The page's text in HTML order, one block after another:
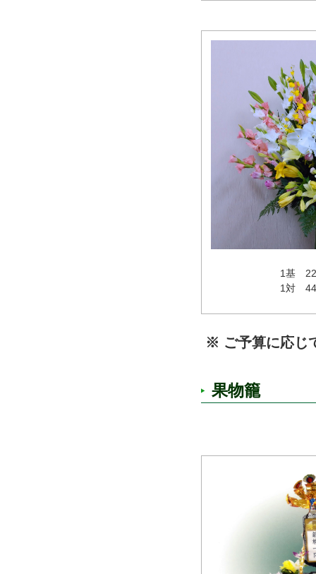
1基
1対
※ ご予算に応じ
果物籠